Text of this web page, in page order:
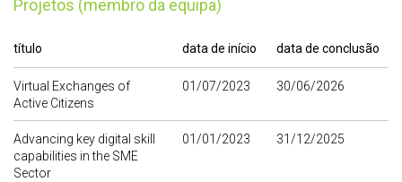
Projetos (membro da equipa)
título data de início data de conclusão
Virtual Exchanges of
Active Citizens
01/07/2023 30/06/2026
Advancing key digital skill
capabilities in the SME
Sector
01/01/2023 31/12/2025